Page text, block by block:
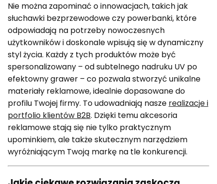
Nie można zapominać o innowacjach, takich jak
słuchawki bezprzewodowe czy powerbanki, które
odpowiadają na potrzeby nowoczesnych
użytkowników i doskonale wpisują się w dynamiczny
styl życia. Każdy z tych produktów może być
spersonalizowany – od subtelnego nadruku UV po
efektowny grawer – co pozwala stworzyć unikalne
materiały reklamowe, idealnie dopasowane do
profilu Twojej firmy. To udowadniają nasze realizacje i
portfolio klientów B2B. Dzięki temu akcesoria
reklamowe stają się nie tylko praktycznym
upominkiem, ale także skutecznym narzędziem
wyróżniającym Twoją markę na tle konkurencji.